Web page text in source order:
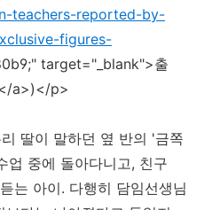
teachers-reported-by-
figures-
target="_blank">출
a>)</p>
딸이 말하던 옆 반의 '금쪽
업 중에 돌아다니고, 친구
는 아이. 다행히 담임선생님